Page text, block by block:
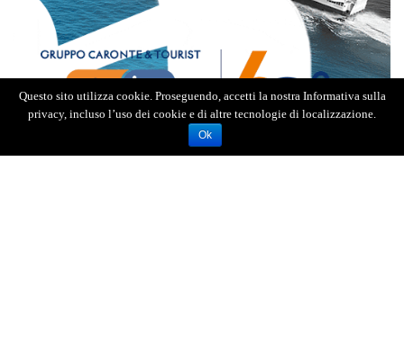
Questo sito utilizza cookie. Proseguendo, accetti la nostra Informativa sulla
privacy, incluso l’uso dei cookie e di altre tecnologie di localizzazione.
Ok